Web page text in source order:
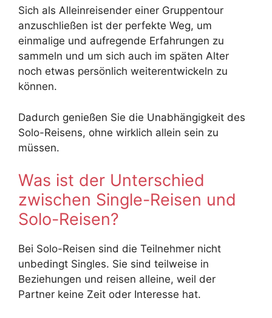
Sich als Alleinreisender einer Gruppentour
anzuschließen ist der perfekte Weg, um
einmalige und aufregende Erfahrungen zu
sammeln und um sich auch im späten Alter
noch etwas persönlich weiterentwickeln zu
können.
Dadurch genießen Sie die Unabhängigkeit des
Solo-Reisens, ohne wirklich allein sein zu
müssen.
Was ist der Unterschied
zwischen Single-Reisen und
Solo-Reisen?
Bei Solo-Reisen sind die Teilnehmer nicht
unbedingt Singles. Sie sind teilweise in
Beziehungen und reisen alleine, weil der
Partner keine Zeit oder Interesse hat.